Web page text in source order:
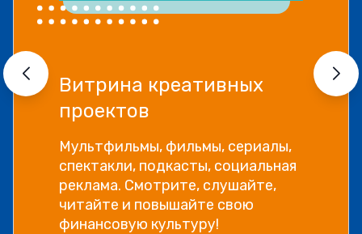
Прямой эфир «Мошенник
VS Финансовый блогер»
Как отличить фейковые истории
успеха и бесполезные курсы от
настоящей экспертной
информации, рассказываем в
видео!